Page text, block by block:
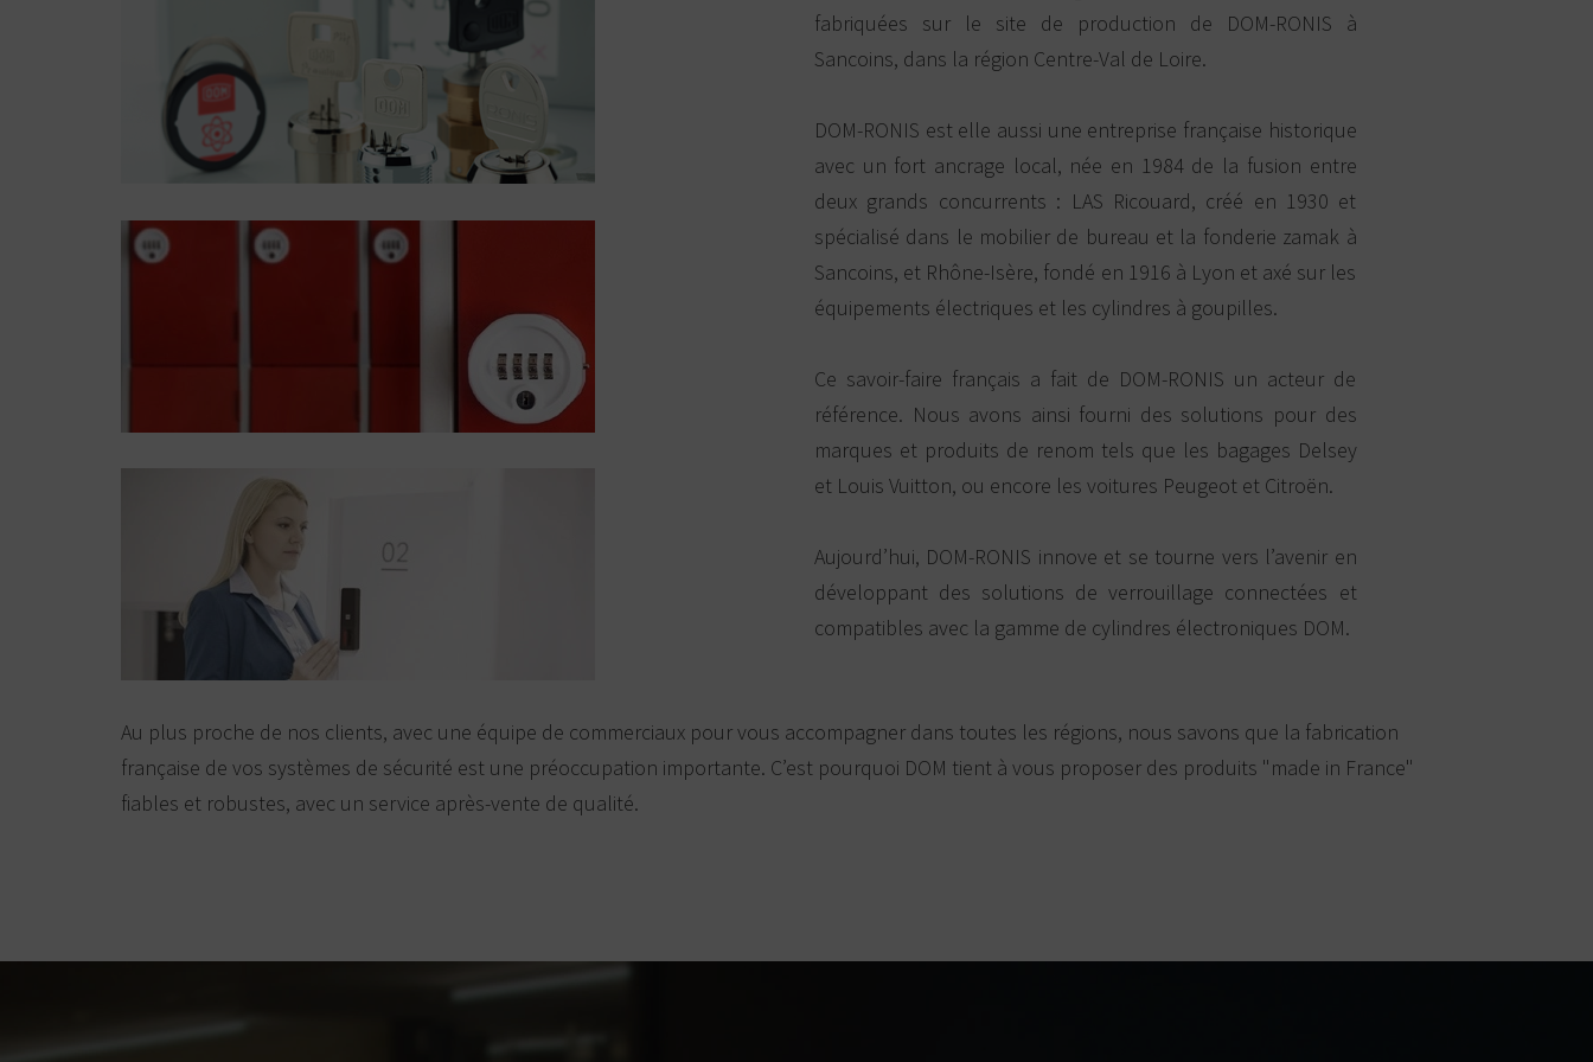
fabriquées sur le site de production de DOM-RONIS à
Sancoins, dans la région Centre-Val de Loire.
DOM-RONIS est elle aussi une entreprise française historique
avec un fort ancrage local, née en 1984 de la fusion entre
deux grands concurrents : LAS Ricouard, créé en 1930 et
spécialisé dans le mobilier de bureau et la fonderie zamak à
Sancoins, et Rhône-Isère, fondé en 1916 à Lyon et axé sur les
équipements électriques et les cylindres à goupilles.
Ce savoir-faire français a fait de DOM-RONIS un acteur de
référence. Nous avons ainsi fourni des solutions pour des
marques et produits de renom tels que les bagages Delsey
et Louis Vuitton, ou encore les voitures Peugeot et Citroën.
Aujourd’hui, DOM-RONIS innove et se tourne vers l’avenir en
développant des solutions de verrouillage connectées et
compatibles avec la gamme de cylindres électroniques DOM.
Au plus proche de nos clients, avec une équipe de commerciaux pour vous accompagner dans toutes les régions, nous savons que la fabrication
française de vos systèmes de sécurité est une préoccupation importante. C’est pourquoi DOM tient à vous proposer des produits "made in France"
fiables et robustes, avec un service après-vente de qualité.